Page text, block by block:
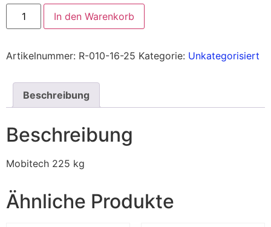
In den Warenkorb
Artikelnummer: R-010-16-25 Kategorie: Unkategorisiert
Beschreibung
Beschreibung
Mobitech 225 kg
Ähnliche Produkte